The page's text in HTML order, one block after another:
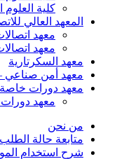
كلية
المعهد العالي
معهد
معهد
معهد السكرتارية
معهد أمن صناعي
معهد دورات خاصة
معهد
من نحن
متابعة حالة الطلب
شرح استخدام